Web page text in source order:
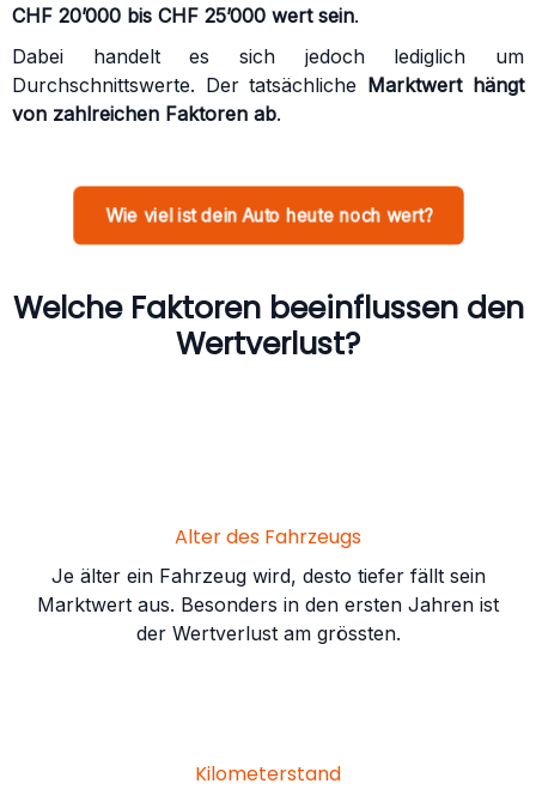
CHF 20’000 bis CHF 25’000 wert sein.
Dabei handelt es sich jedoch lediglich um
Durchschnittswerte. Der tatsächliche Marktwert hängt
von zahlreichen Faktoren ab.
Wie viel ist dein Auto heute noch wert?
Welche Faktoren beeinflussen den
Wertverlust?
Alter des Fahrzeugs
Je älter ein Fahrzeug wird, desto tiefer fällt sein
Marktwert aus. Besonders in den ersten Jahren ist
der Wertverlust am grössten.
Kilometerstand